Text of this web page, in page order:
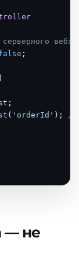
;
)
( 'orderId' ); //
— не